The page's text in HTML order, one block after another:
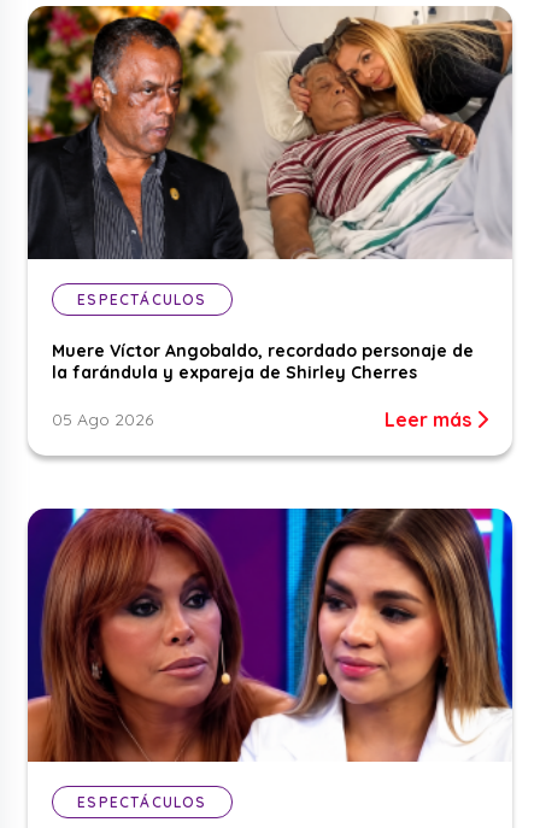
ESPECTÁCULOS
Muere Víctor Angobaldo, recordado personaje de
la farándula y expareja de Shirley Cherres
05 Ago 2026 Leer más
ESPECTÁCULOS